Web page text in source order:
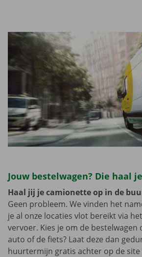
Jouw bestelwagen? Die haal
Haal jij je camionette op in de
Geen probleem. We vinden het
je al onze locaties vlot bereikt via
vervoer. Kies je om de bestelwagen
auto of de fiets? Laat deze dan
huurtermijn gratis achter op de site